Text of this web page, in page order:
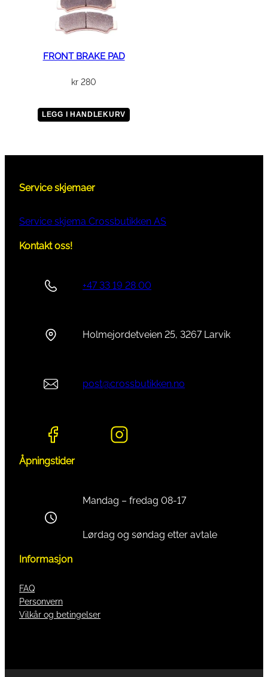
FRONT BRAKE PAD
kr 280
LEGG I HANDLEKURV
Service skjemaer
Service skjema Crossbutikken AS
Kontakt oss!
+47 33 19 28 00
Holmejordetveien 25, 3267 Larvik
post@crossbutikken.no
Åpningstider
Mandag – fredag 08-17
Lørdag og søndag etter avtale
Informasjon
FAQ
Personvern
Vilkår og betingelser